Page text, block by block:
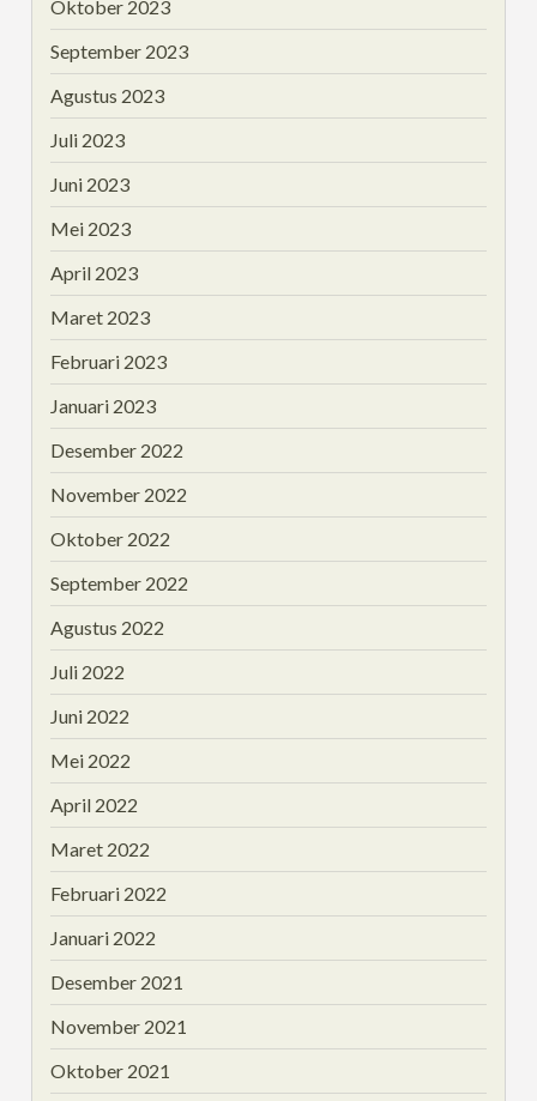
Oktober 2023
September 2023
Agustus 2023
Juli 2023
Juni 2023
Mei 2023
April 2023
Maret 2023
Februari 2023
Januari 2023
Desember 2022
November 2022
Oktober 2022
September 2022
Agustus 2022
Juli 2022
Juni 2022
Mei 2022
April 2022
Maret 2022
Februari 2022
Januari 2022
Desember 2021
November 2021
Oktober 2021